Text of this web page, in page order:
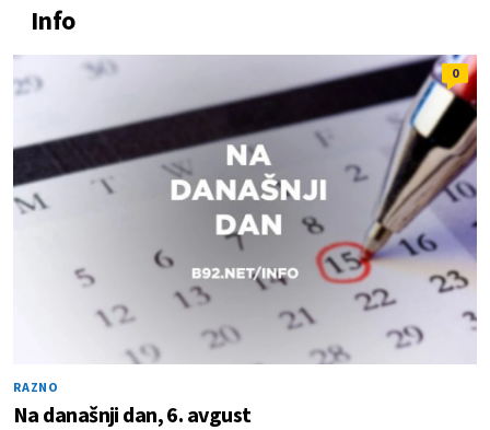
Info
0
RAZNO
Na današnji dan, 6. avgust